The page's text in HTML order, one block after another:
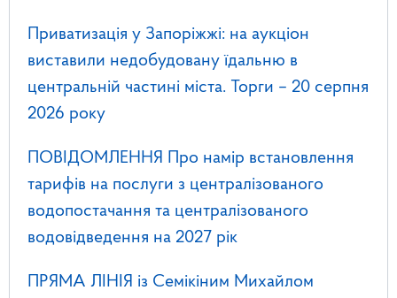
Приватизація у Запоріжжі: на аукціон
виставили недобудовану їдальню в
центральній частині міста. Торги – 20 серпня
2026 року
ПОВІДОМЛЕННЯ Про намір встановлення
тарифів на послуги з централізованого
водопостачання та централізованого
водовідведення на 2027 рік
ПРЯМА ЛІНІЯ із Семікіним Михайлом